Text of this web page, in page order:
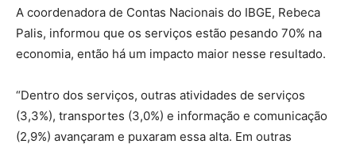
A coordenadora de Contas Nacionais do IBGE, Rebeca
Palis, informou que os serviços estão pesando 70% na
economia, então há um impacto maior nesse resultado.
“Dentro dos serviços, outras atividades de serviços
(3,3%), transportes (3,0%) e informação e comunicação
(2,9%) avançaram e puxaram essa alta. Em outras